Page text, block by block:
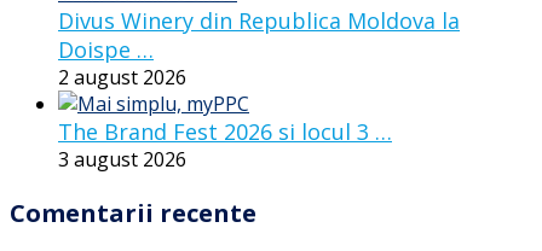
Divus Winery din Republica Moldova la
Doispe …
2 august 2026
The Brand Fest 2026 si locul 3 …
3 august 2026
Comentarii recente